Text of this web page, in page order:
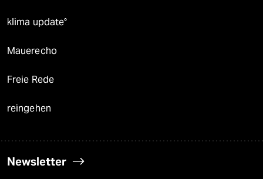
klima update°
Mauerecho
Freie Rede
reingehen
Newsletter